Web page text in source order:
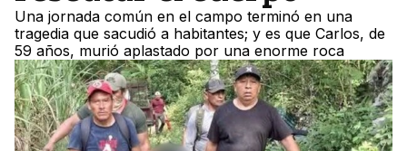
Una jornada común en el campo terminó en una
tragedia que sacudió a habitantes; y es que Carlos, de
59 años, murió aplastado por una enorme roca